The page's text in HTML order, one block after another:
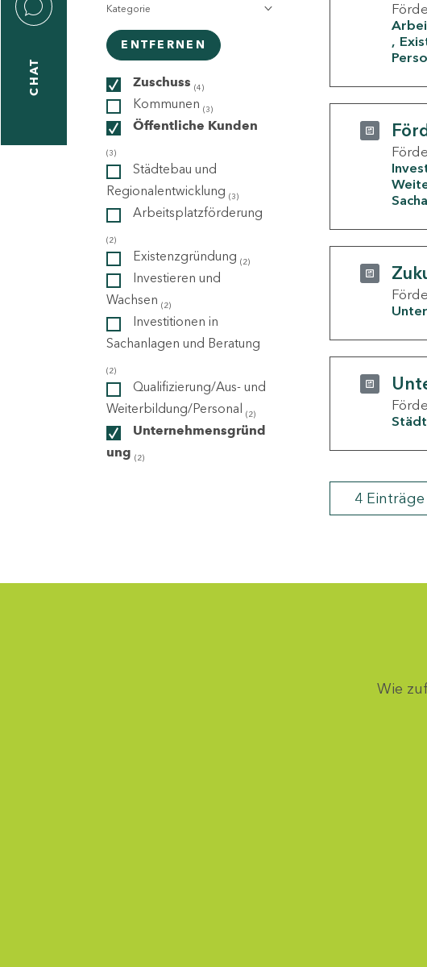
CHAT
Kategorie
ENTFERNEN
Zuschuss (4)
Kommunen (3)
Öffentliche Kunden
(3)
Städtebau und
Regionalentwicklung (3)
Arbeitsplatzförderung
(2)
Existenzgründung (2)
Investieren und
Wachsen (2)
Investitionen in
Sachanlagen und Beratung
(2)
Qualifizierung/Aus- und
Weiterbildung/Personal (2)
Unternehmensgründ
ung (2)
4 Einträge
Wie